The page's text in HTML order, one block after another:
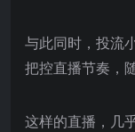
与此同时，投流
把控直播节奏，
这样的直播，几